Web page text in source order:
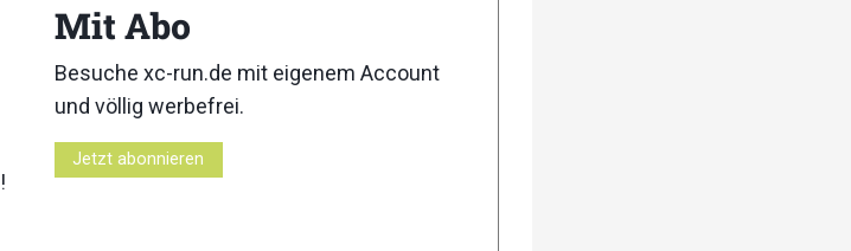
24
!
Mit Abo
Besuche xc-run.de mit eigenem Account
und völlig werbefrei.
Jetzt abonnieren